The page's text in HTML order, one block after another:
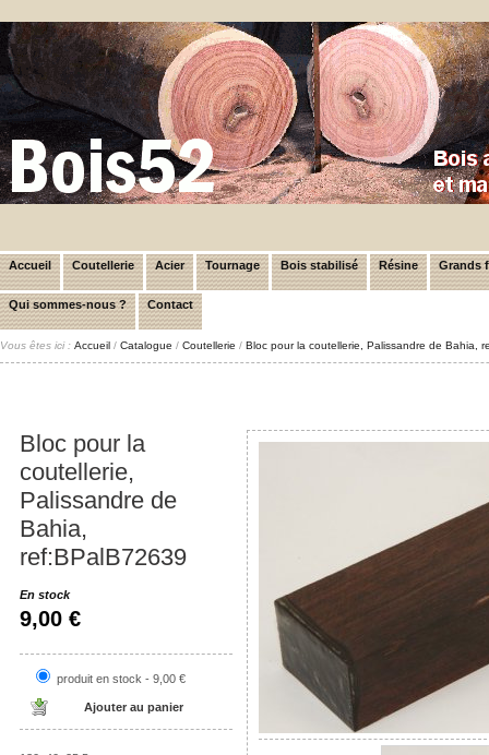
Accueil Coutellerie Acier Tournage Bois stabilisé Résine Grands
Qui sommes-nous ? Contact
Vous êtes ici : Accueil / Catalogue / Coutellerie / Bloc pour la coutellerie, Palissandre de Bahia,
Bloc pour la
coutellerie,
Palissandre de
Bahia,
ref:BPalB72639
En stock
9,00 €
produit en stock - 9,00 €